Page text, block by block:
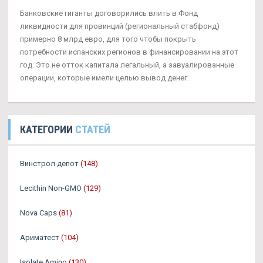
Банковские гиганты договорились влить в Фонд
ликвидности для провинций (региональный стабфонд)
примерно 8 млрд евро, для того чтобы покрыть
потребности испанских регионов в финансировании на этот
год. Это не отток капитала легальный, а завуалированные
операции, которые имели целью вывод денег.
КАТЕГОРИИ СТАТЕЙ
Винстрол депот (148)
Lecithin Non-GMO (129)
Nova Caps (81)
Ариматест (104)